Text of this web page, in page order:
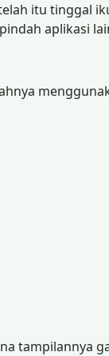
itu tinggal
aplikasi
tampilannya